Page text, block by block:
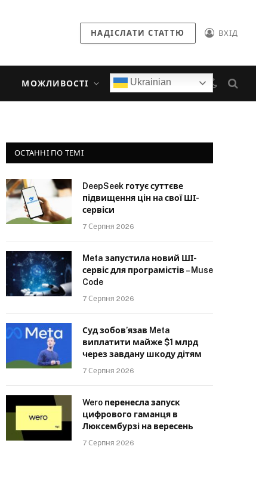
НАДІСЛАТИ СТАТТЮ ВХІД
МОЖЛИВОСТІ Ukrainian
ОСТАННІ ПО ТЕМІ
DeepSeek готує суттєве
підвищення цін на свої ШІ-
сервіси
7 Серпня 2026
Meta запустила новий ШІ-
сервіс для програмістів – Muse
Code
7 Серпня 2026
Суд зобов’язав Meta
виплатити майже $1 млрд
через завдану шкоду дітям
7 Серпня 2026
Wero перенесла запуск
цифрового гаманця в
Люксембурзі на вересень
7 Серпня 2026